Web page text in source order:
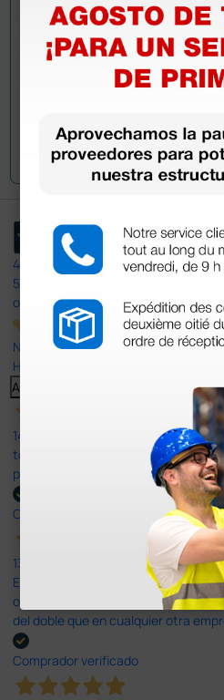
Envía tu
4,4
597
opiniones
Nuestras reseñas de 4 y 5 estrellas.
Haga clic aquí para leerlos todos >
Anterior
14 Jul 2026
todo correcto. podria señalar que un
plazo de entrega se alarga.
Comprador verificado
13 Jul 2026
Es fácil hacer el pedido. El
otras plataformas de material
del doble que en cualquier otra
Comprador verificado